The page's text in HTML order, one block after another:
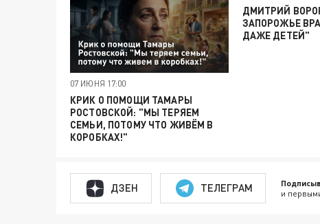
07 ИЮНЯ 17:00
КРИК О ПОМОЩИ ТАМАРЫ
РОСТОВСКОЙ: "МЫ ТЕРЯЕМ
СЕМЬИ, ПОТОМУ ЧТО ЖИВЁМ В
КОРОБКАХ!"
ДМИТРИЙ
ЗАПОРОЖЬЕ
ДАЖЕ ДЕТЕЙ"
ДЗЕН ТЕЛЕГРАМ и